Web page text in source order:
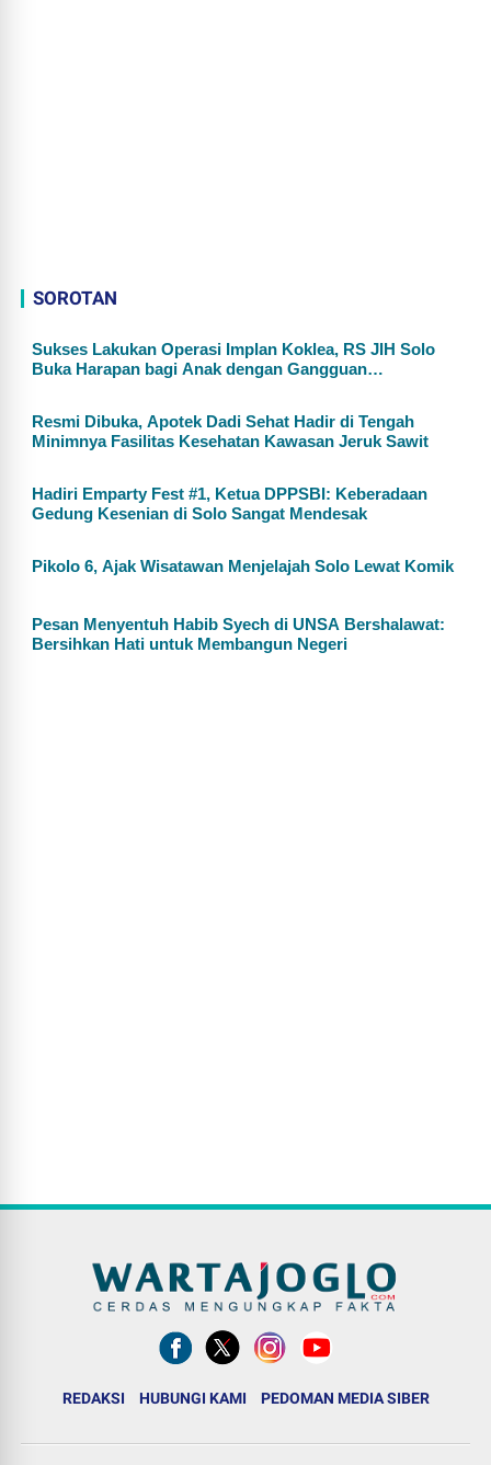
SOROTAN
Sukses Lakukan Operasi Implan Koklea, RS JIH Solo
Buka Harapan bagi Anak dengan Gangguan
Resmi Dibuka, Apotek Dadi Sehat Hadir di Tengah
Minimnya Fasilitas Kesehatan Kawasan Jeruk Sawit
Hadiri Emparty Fest #1, Ketua DPPSBI: Keberadaan
Gedung Kesenian di Solo Sangat Mendesak
Pikolo 6, Ajak Wisatawan Menjelajah Solo Lewat Komik
Pesan Menyentuh Habib Syech di UNSA Bershalawat:
Bersihkan Hati untuk Membangun Negeri
REDAKSI HUBUNGI KAMI PEDOMAN MEDIA SIBER